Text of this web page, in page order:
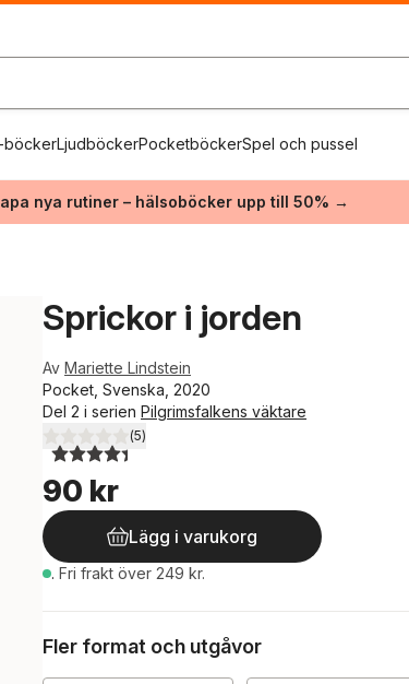
böckerLjudböckerPocketböckerSpel och pussel
nya rutiner – hälsoböcker upp till 50% →
Sprickor i jorden
Av Mariette Lindstein
Pocket, Svenska, 2020
Del 2 i serien Pilgrimsfalkens väktare
4,4utav 5 stjärnor. Totalt antal röster:
(5)
90 kr
Lägg i varukorg
. Fri frakt över 249 kr.
Fler format och utgåvor